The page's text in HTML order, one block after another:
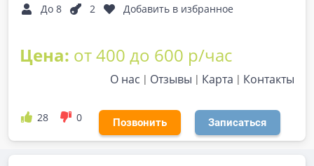
До 8 2 Добавить в избранное
Цена: от 400 до 600 р/час
О нас Отзывы Карта Контакты
28 0 Позвонить Записаться